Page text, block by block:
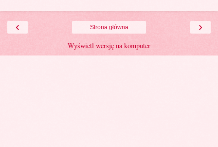
‹ ›
Strona główna
Wyświetl wersję na komputer